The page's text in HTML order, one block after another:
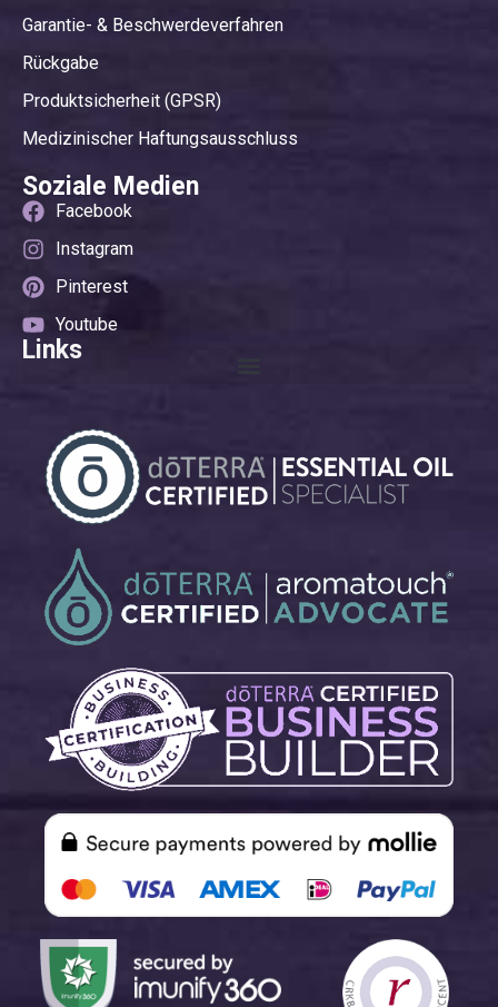
Garantie- & Beschwerdeverfahren
Rückgabe
Produktsicherheit (GPSR)
Medizinischer Haftungsausschluss
Soziale Medien
Facebook
Instagram
Pinterest
Youtube
Links